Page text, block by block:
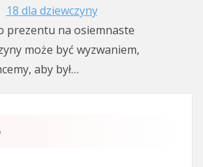
18 dla dziewczyny
prezentu na osiemnaste
może być wyzwaniem,
aby był…